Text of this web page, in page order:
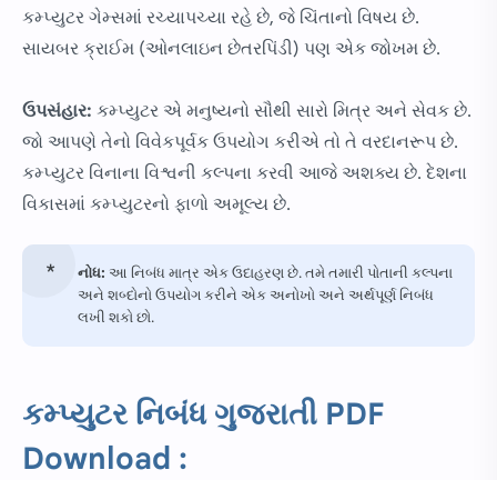
કમ્પ્યુટર ગેમ્સમાં રચ્યાપચ્યા રહે છે, જે ચિંતાનો વિષય છે.
સાયબર ક્રાઈમ (ઓનલાઇન છેતરપિંડી) પણ એક જોખમ છે.
ઉપસંહાર: કમ્પ્યુટર એ મનુષ્યનો સૌથી સારો મિત્ર અને સેવક છે.
જો આપણે તેનો વિવેકપૂર્વક ઉપયોગ કરીએ તો તે વરદાનરૂપ છે.
કમ્પ્યુટર વિનાના વિશ્વની કલ્પના કરવી આજે અશક્ય છે. દેશના
વિકાસમાં કમ્પ્યુટરનો ફાળો અમૂલ્ય છે.
નોધ: આ નિબંધ માત્ર એક ઉદાહરણ છે. તમે તમારી પોતાની કલ્પના
અને શબ્દોનો ઉપયોગ કરીને એક અનોખો અને અર્થપૂર્ણ નિબંધ
લખી શકો છો.
કમ્પ્યુટર નિબંધ ગુજરાતી PDF
Download :